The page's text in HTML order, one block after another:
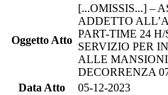
Oggetto Atto
[...OMISSIS...] –
ADDETTO
PART-TIME 24
SERVIZIO PER
ALLE
DECORRENZA
Data Atto
05-12-2023